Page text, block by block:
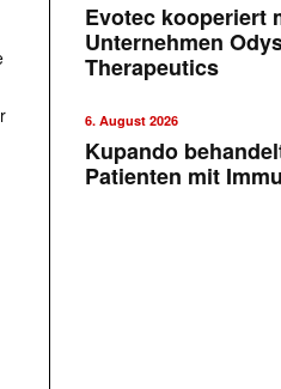
Evotec kooperiert
Unternehmen
Therapeutics
6. August 2026
Kupando
Patienten mit